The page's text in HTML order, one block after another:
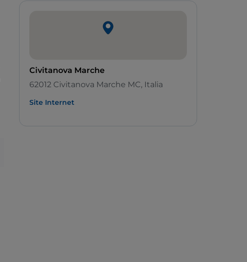
Civitanova Marche
62012 Civitanova Marche MC, Italia
Site Internet